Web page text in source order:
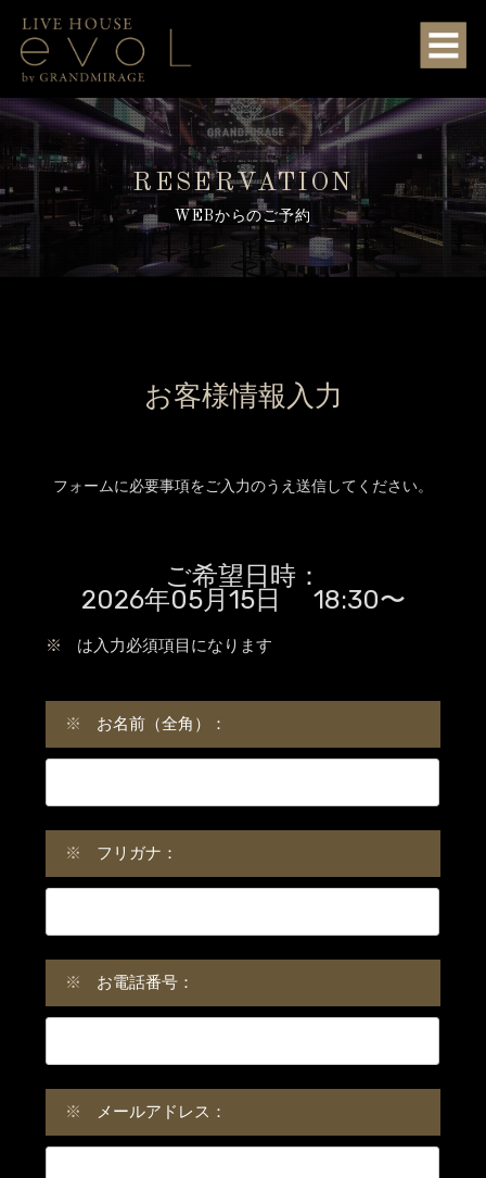
RESERVATION
WEBからのご予約
お客様情報入力
フォームに必要事項をご入力のうえ送信してください。
ご希望日時：
2026年05月15日 18:30〜
※ は入力必須項目になります
※ お名前（全角）：
※ フリガナ：
※ お電話番号：
※ メールアドレス：